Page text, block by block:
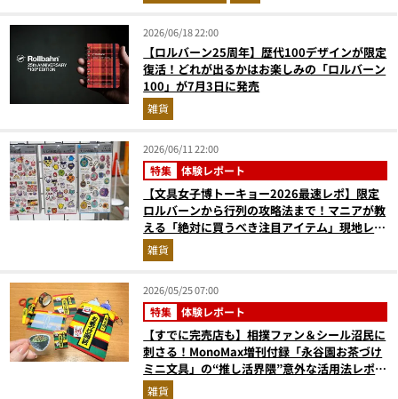
2026/06/18 22:00
【ロルバーン25周年】歴代100デザインが限定
復活！どれが出るかはお楽しみの「ロルバーン
100」が7月3日に発売
雑貨
2026/06/11 22:00
特集 体験レポート
【文具女子博トーキョー2026最速レポ】限定
ロルバーンから行列の攻略法まで！マニアが教
える「絶対に買うべき注目アイテム」現地レポ
ート
雑貨
2026/05/25 07:00
特集 体験レポート
【すでに完売店も】相撲ファン＆シール沼民に
刺さる！MonoMax増刊付録「永谷園お茶づけ
ミニ文具」の“推し活界隈”意外な活用法レポー
ト雑貨